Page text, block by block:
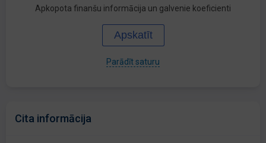
Apkopota finanšu informācija un galvenie koeficienti
Apskatīt
Parādīt saturu
Cita informācija